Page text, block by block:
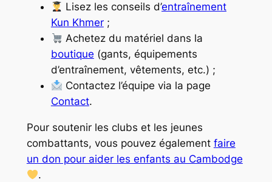
Lisez les conseils d’entraînement
Kun Khmer;
Achetez du matériel dans la
boutique (gants, équipements
d’entraînement, vêtements, etc.) ;
Contactez l’équipe via la page
Contact.
Pour soutenir les clubs et les jeunes
combattants, vous pouvez également faire
un don pour aider les enfants au Cambodge
.